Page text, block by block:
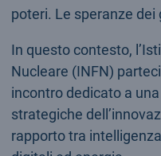
poteri. Le speranze dei
In questo contesto,
Nucleare (INFN)
incontro dedicato a
strategiche
rapporto tra